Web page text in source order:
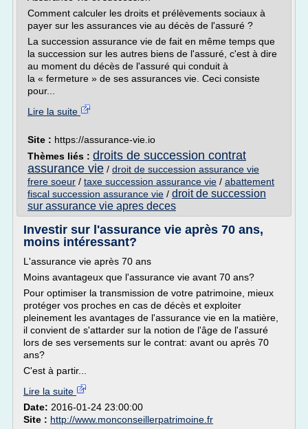
Comment calculer les droits et prélèvements sociaux à
payer sur les assurances vie au décès de l'assuré ?
La succession assurance vie de fait en même temps que
la succession sur les autres biens de l'assuré, c'est à dire
au moment du décès de l'assuré qui conduit à
la « fermeture » de ses assurances vie. Ceci consiste
pour...
Lire la suite
Site : https://assurance-vie.io
Thèmes liés : droits de succession contrat
assurance vie / droit de succession assurance vie
frere soeur / taxe succession assurance vie / abattement
fiscal succession assurance vie / droit de succession
sur assurance vie apres deces
Investir sur l'assurance vie après 70 ans,
moins intéressant?
L'assurance vie après 70 ans
Moins avantageux que l'assurance vie avant 70 ans?
Pour optimiser la transmission de votre patrimoine, mieux
protéger vos proches en cas de décès et exploiter
pleinement les avantages de l'assurance vie en la matière,
il convient de s'attarder sur la notion de l'âge de l'assuré
lors de ses versements sur le contrat: avant ou après 70
ans?
C'est à partir...
Lire la suite
Date: 2016-01-24 23:00:00
Site : http://www.monconseillerpatrimoine.fr